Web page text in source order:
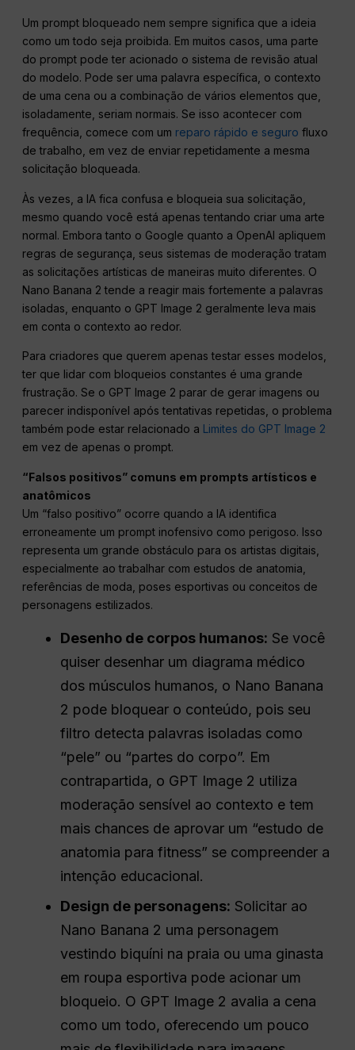
Um prompt bloqueado nem sempre significa que a ideia
como um todo seja proibida. Em muitos casos, uma parte
do prompt pode ter acionado o sistema de revisão atual
do modelo. Pode ser uma palavra específica, o contexto
de uma cena ou a combinação de vários elementos que,
isoladamente, seriam normais. Se isso acontecer com
frequência, comece com um reparo rápido e seguro fluxo
de trabalho, em vez de enviar repetidamente a mesma
solicitação bloqueada.
Às vezes, a IA fica confusa e bloqueia sua solicitação,
mesmo quando você está apenas tentando criar uma arte
normal. Embora tanto o Google quanto a OpenAI apliquem
regras de segurança, seus sistemas de moderação tratam
as solicitações artísticas de maneiras muito diferentes. O
Nano Banana 2 tende a reagir mais fortemente a palavras
isoladas, enquanto o GPT Image 2 geralmente leva mais
em conta o contexto ao redor.
Para criadores que querem apenas testar esses modelos,
ter que lidar com bloqueios constantes é uma grande
frustração. Se o GPT Image 2 parar de gerar imagens ou
parecer indisponível após tentativas repetidas, o problema
também pode estar relacionado a Limites do GPT Image 2
em vez de apenas o prompt.
“Falsos positivos” comuns em prompts artísticos e
anatômicos
Um “falso positivo” ocorre quando a IA identifica
erroneamente um prompt inofensivo como perigoso. Isso
representa um grande obstáculo para os artistas digitais,
especialmente ao trabalhar com estudos de anatomia,
referências de moda, poses esportivas ou conceitos de
personagens estilizados.
Desenho de corpos humanos: Se você
quiser desenhar um diagrama médico
dos músculos humanos, o Nano Banana
2 pode bloquear o conteúdo, pois seu
filtro detecta palavras isoladas como
“pele” ou “partes do corpo”. Em
contrapartida, o GPT Image 2 utiliza
moderação sensível ao contexto e tem
mais chances de aprovar um “estudo de
anatomia para fitness” se compreender a
intenção educacional.
Design de personagens: Solicitar ao
Nano Banana 2 uma personagem
vestindo biquíni na praia ou uma ginasta
em roupa esportiva pode acionar um
bloqueio. O GPT Image 2 avalia a cena
como um todo, oferecendo um pouco